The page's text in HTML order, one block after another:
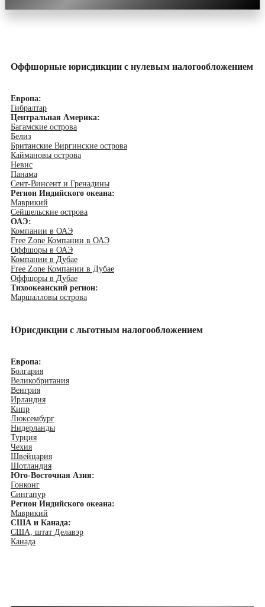
Оффшорные юрисдикции с нулевым налогообложением
Европа:
Гибралтар
Центральная Америка:
Багамские острова
Белиз
Британские Виргинские острова
Каймановы острова
Невис
Панама
Сент-Винсент и Гренадины
Регион Индийского океана:
Маврикий
Сейшельские острова
ОАЭ:
Компании в ОАЭ
Free Zone Компании в ОАЭ
Оффшоры в ОАЭ
Компании в Дубае
Free Zone Компании в Дубае
Оффшоры в Дубае
Тихоокеанский регион:
Маршалловы острова
Юрисдикции с льготным налогообложением
Европа:
Болгария
Великобритания
Венгрия
Ирландия
Кипр
Люксембург
Нидерланды
Турция
Чехия
Швейцария
Шотландия
Юго-Восточная Азия:
Гонконг
Сингапур
Регион Индийского океана:
Маврикий
США и Канада:
США, штат Делавэр
Канада